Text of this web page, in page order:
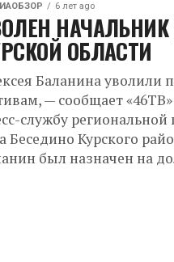
6 лет ago
ОБЛАСТИ
Баланина уволили
— сообщает
службу
Беседино Курского
был назначен на